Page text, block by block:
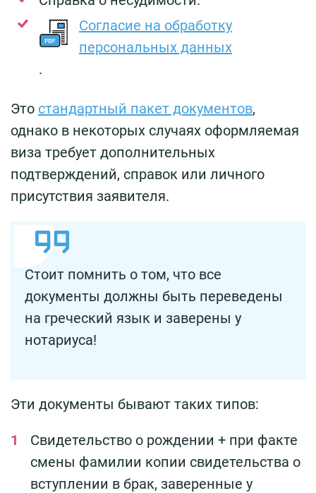
Согласие на обработку
персональных данных
.
Это стандартный пакет документов,
однако в некоторых случаях оформляемая
виза требует дополнительных
подтверждений, справок или личного
присутствия заявителя.
Стоит помнить о том, что все
документы должны быть переведены
на греческий язык и заверены у
нотариуса!
Эти документы бывают таких типов:
Свидетельство о рождении + при факте
смены фамилии копии свидетельства о
вступлении в брак, заверенные у